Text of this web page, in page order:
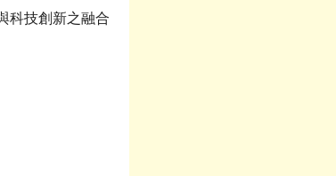
科技創新之融合